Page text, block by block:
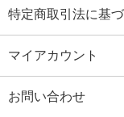
特定商取引法に基
マイアカウント
お問い合わせ